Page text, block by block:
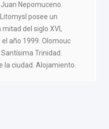
Nepomuceno.
posee un
del siglo XVI,
el año 1999. Olomouc
Trinidad.
la ciudad. Alojamiento.